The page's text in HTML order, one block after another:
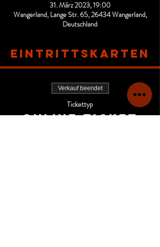
31. März 2023, 19:00
Wangerland, Lange Str. 65, 26434 Wangerland,
Deutschland
Eintrittskarten
Verkauf beendet
Tickettyp
Online-Ticket